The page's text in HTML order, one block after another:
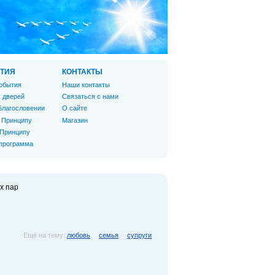
пар
Ещё на тему: любовь семья супруги
дверей
КОНТАКТЫ
Наши контакты
Связаться с нами
О сайте
Магазин